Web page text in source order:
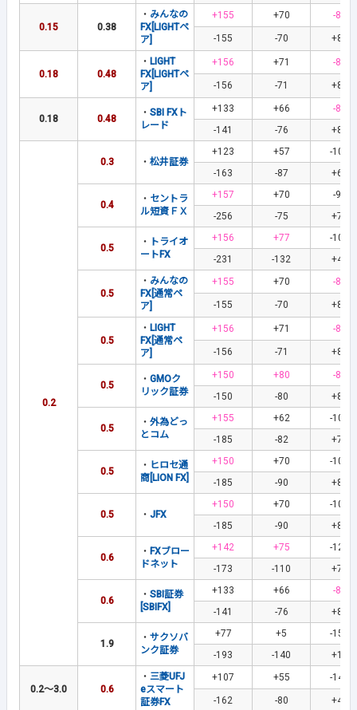
0.15 0.38
・ みんなの
FX[LIGHTペ
ア]
+155 +70 -81
-155 -70 +81
0.18 0.48
・ LIGHT
FX[LIGHTペ
ア]
+156 +71 -81
-156 -71 +81
0.18 0.48
・ SBI FXト
レード
+133 +66
-87
-141
-76 +82
0.2
0.3 ・ 松井証券
+123 +57
-108
-163
-87 +68
0.4
・ セントラ
ル短資ＦＸ
+157 +70
-93
-256
-75 +76
0.5
・
トライオ
ートFX
+156 +77
-100
-231
-132 +40
0.5
・ みんなの
FX[通常ペ
ア]
+155 +70 -81
-155 -70 +81
0.5
・ LIGHT
FX[通常ペ
ア]
+156 +71 -81
-156 -71 +81
0.5
・ GMOク
リック証券
+150 +80
-84
-150
-80 +84
0.5
・ 外為どっ
とコム
+155 +62
-108
-185
-82 +76
0.5
・ ヒロセ通
商[LION FX]
+150 +70
-100
-185
-90 +80
0.5 ・ JFX
+150 +70
-100
-185
-90 +80
0.6
・ FXブロー
ドネット
+142 +75
-120
-173
-110 +77
0.6
・ SBI証券
[SBIFX]
+133 +66
-87
-141
-76 +82
1.9
・ サクソバ
ンク証券
+77 +5
-152
-193
-140 +16
0.2～3.0 0.6
・ 三菱UFJ
eスマート
証券FX
+107 +55 -144
-162 -80 +48